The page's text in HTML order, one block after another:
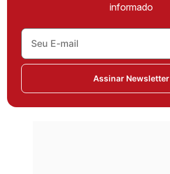
informado
Assinar Newsletter